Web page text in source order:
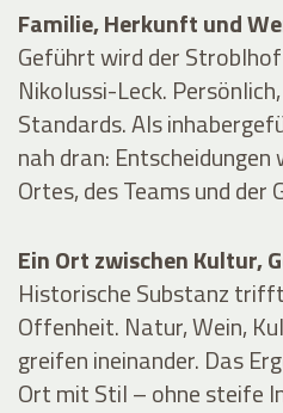
Familie, Herkunft und
Geführt wird der
Nikolussi-Leck.
Standards. Als
nah dran: Entscheidungen
Ortes, des Teams und
Ein Ort zwischen Kultur,
Historische Substanz
Offenheit. Natur, Wein,
greifen ineinander. Das
Ort mit Stil – ohne steife